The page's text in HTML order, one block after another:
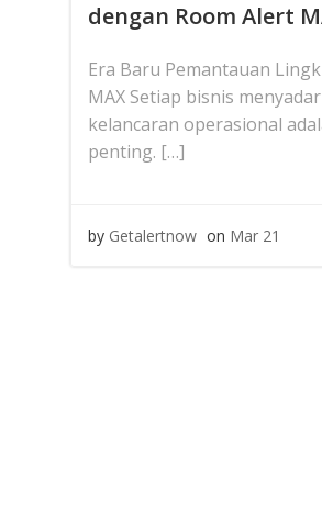
dengan Room Alert
Era Baru Pemantauan
MAX Setiap bisnis
kelancaran operasional
penting. […]
by Getalertnow on Mar 21